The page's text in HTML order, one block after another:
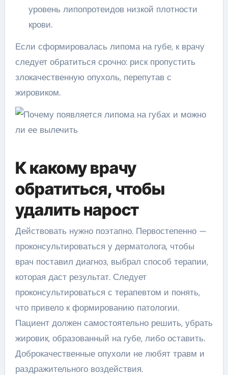
уровень липопротеидов низкой плотности
крови.
Если сформировалась липома на губе, к врачу
следует обратиться срочно: риск пропустить
злокачественную опухоль, перепутав с
жировиком.
К какому врачу
обратиться, чтобы
удалить нарост
Действовать нужно поэтапно. Первостепенно —
проконсультироваться у дерматолога, чтобы
врач поставил диагноз, выбрал способ терапии,
которая даст результат. Следует
проконсультироваться с терапевтом и понять,
что привело к формированию патологии.
Пациент должен самостоятельно решить, убрать
жировик, образованный на губе, либо оставить.
Доброкачественные опухоли не любят травм и
раздражительного воздействия.